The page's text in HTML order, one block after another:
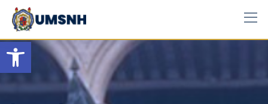
Open toolbar
Skip
content